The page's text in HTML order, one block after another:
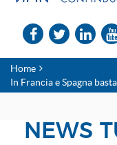
Home
In Francia e Spagna
NEWS